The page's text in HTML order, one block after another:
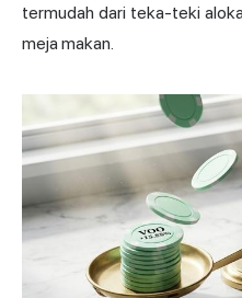
termudah dari teka-teki
meja makan.